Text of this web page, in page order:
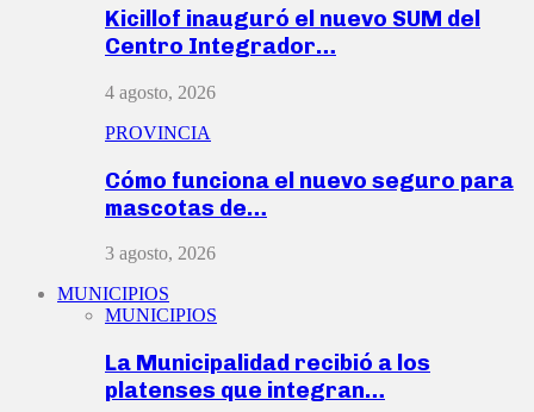
Kicillof inauguró el nuevo SUM del
Centro Integrador…
4 agosto, 2026
PROVINCIA
Cómo funciona el nuevo seguro para
mascotas de…
3 agosto, 2026
MUNICIPIOS
MUNICIPIOS
La Municipalidad recibió a los
platenses que integran…